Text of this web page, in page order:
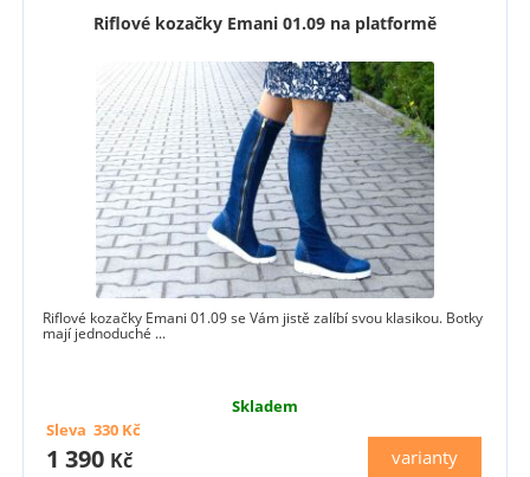
Riflové kozačky Emani 01.09 na platformě
Riflové kozačky Emani 01.09 se Vám jistě zalíbí svou klasikou. Botky
mají jednoduché ...
Skladem
varianty
1 390 Kč
Sleva 330 Kč